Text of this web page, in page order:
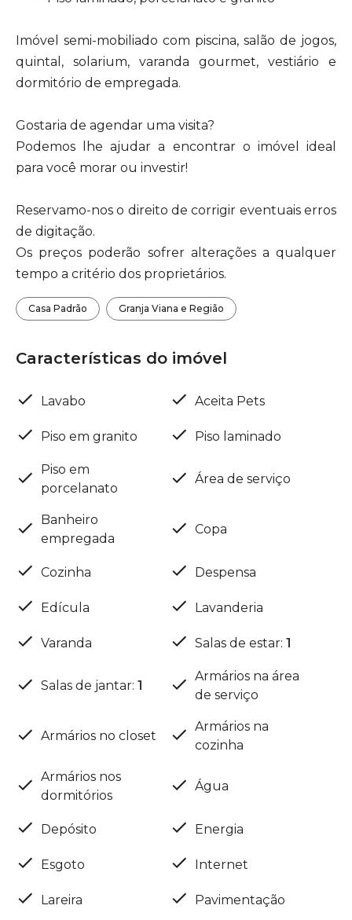
Imóvel semi-mobiliado com piscina, salão de jogos,
quintal, solarium, varanda gourmet, vestiário e
dormitório de empregada.
Gostaria de agendar uma visita?
Podemos lhe ajudar a encontrar o imóvel ideal
para você morar ou investir!
Reservamo-nos o direito de corrigir eventuais erros
de digitação.
Os preços poderão sofrer alterações a qualquer
tempo a critério dos proprietários.
Casa Padrão Granja Viana e Região
Características do imóvel
Lavabo Aceita Pets
Piso em granito Piso laminado
Piso em
porcelanato
Área de serviço
Banheiro
empregada
Copa
Cozinha Despensa
Edícula Lavanderia
Varanda Salas de estar: 1
Salas de jantar: 1
Armários na área
de serviço
Armários no closet
Armários na
cozinha
Armários nos
dormitórios
Água
Depósito Energia
Esgoto Internet
Lareira Pavimentação